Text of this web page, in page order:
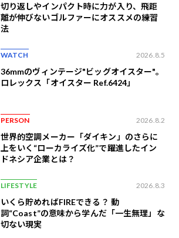
切り返しやインパクト時に力が入り、飛距
離が伸びないゴルファーにオススメの練習
法
WATCH 2026.8.5
36mmのヴィンテージ"ビッグオイスター"。
ロレックス「オイスター Ref.6424」
PERSON 2026.8.2
世界的空調メーカー「ダイキン」のさらに
上をいく“ローカライズ化”で躍進したイン
ドネシア企業とは？
LIFESTYLE 2026.8.3
いくら貯めればFIREできる？ 動
詞“Coast”の意味から学んだ「一生無理」な
切ない現実